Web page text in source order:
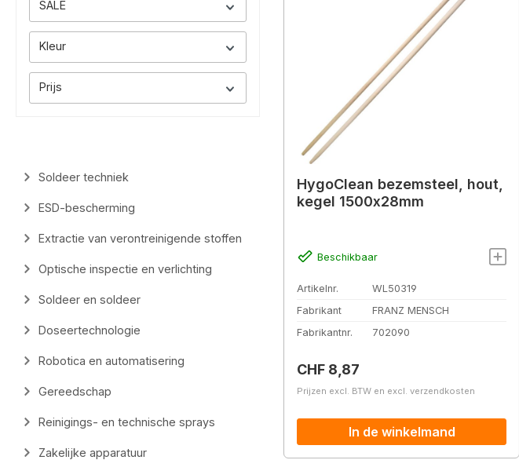
SALE
Kleur
Prijs
Soldeer techniek
ESD-bescherming
Extractie van verontreinigende stoffen
Optische inspectie en verlichting
Soldeer en soldeer
Doseertechnologie
Robotica en automatisering
Gereedschap
Reinigings- en technische sprays
Zakelijke apparatuur
HygoClean bezemsteel, hout,
kegel 1500x28mm
Beschikbaar
Artikelnr.
WL50319
Fabrikant
FRANZ MENSCH
Fabrikantnr.
702090
Normale prijs:
CHF 8,87
Prijzen excl. BTW en excl. verzendkosten
In de winkelmand